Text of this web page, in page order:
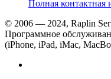
Полная контактная
© 2006 — 2024, Raplin
Программное
(iPhone, iPad, iMac,